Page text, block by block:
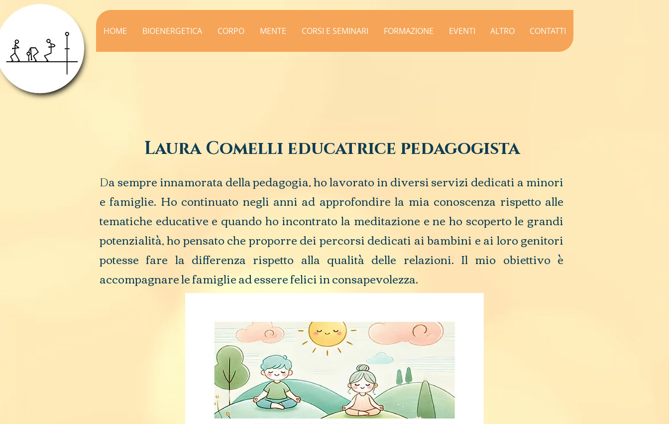
HOME BIOENERGETICA CORPO MENTE CORSI E SEMINARI FORMAZIONE EVENTI ALTRO CONTATTI
Laura Comelli educatrice pedagogista
Da sempre innamorata della pedagogia, ho lavorato in diversi servizi dedicati a minori
e famiglie. Ho continuato negli anni ad approfondire la mia conoscenza rispetto alle
tematiche educative e quando ho incontrato la meditazione e ne ho scoperto le grandi
potenzialità, ho pensato che proporre dei percorsi dedicati ai bambini e ai loro genitori
potesse fare la differenza rispetto alla qualità delle relazioni. Il mio obiettivo è
accompagnare le famiglie ad essere felici in consapevolezza.